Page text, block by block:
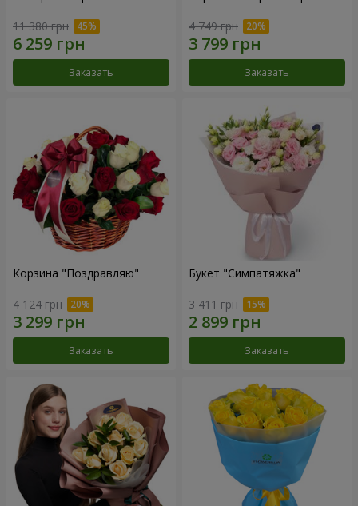
11 380 грн
Заказать
4 749 грн
Заказать
Корзина "Поздравляю"
4 124 грн
Заказать
Букет "Симпатяжка"
3 411 грн
Заказать